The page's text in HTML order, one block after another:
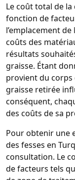
Le coût total de la
fonction de
l’emplacement
coûts des
résultats
graisse. Étant
provient du
graisse retirée
conséquent,
des coûts de sa
Pour obtenir une
des fesses en
consultation. Le
de facteurs tels